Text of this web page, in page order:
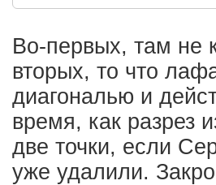
Во-первых, там не
вторых, то что
диагональю и
время, как разрез
две точки, если
уже удалили.